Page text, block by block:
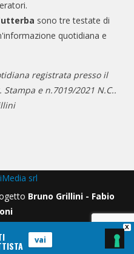
sono tre testate di
quotidiana e
registrata presso il
e n.7019/2021 N.C..
srl
Bruno Grillini - Fabio
X
vai